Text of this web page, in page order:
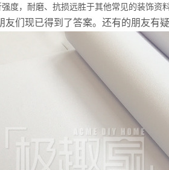
度，耐磨、抗损远胜于其他常见的装饰资料
们现已得到了答案。还有的朋友有疑